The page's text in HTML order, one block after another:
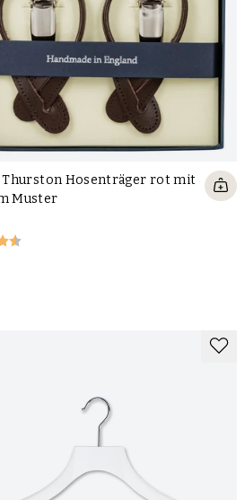
Hosenträger rot mit
Muster